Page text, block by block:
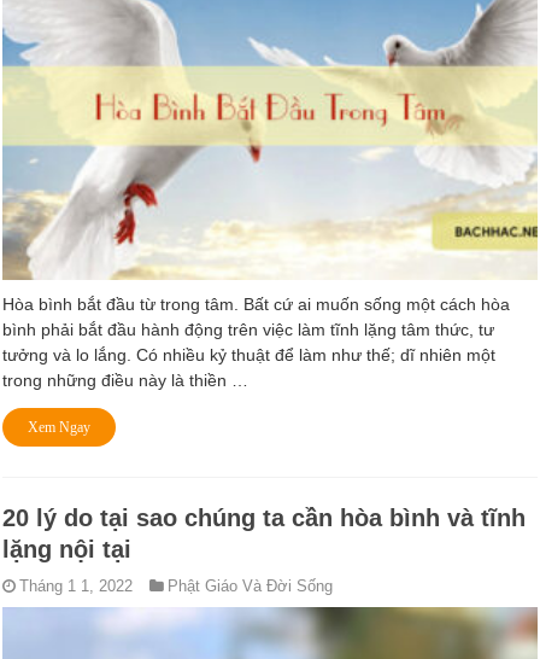
Hòa bình bắt đầu từ trong tâm. Bất cứ ai muốn sống một cách hòa
bình phải bắt đầu hành động trên việc làm tĩnh lặng tâm thức, tư
tưởng và lo lắng. Có nhiều kỷ thuật để làm như thế; dĩ nhiên một
trong những điều này là thiền …
Xem Ngay
20 lý do tại sao chúng ta cần hòa bình và tĩnh
lặng nội tại
Tháng 1 1, 2022 Phật Giáo Và Đời Sống